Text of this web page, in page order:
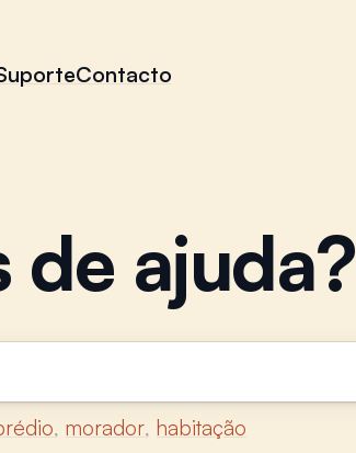
Contacto
de ajuda?
, morador, habitação